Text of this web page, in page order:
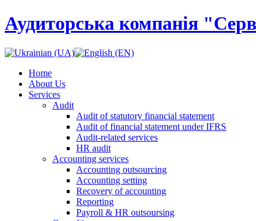
Аудиторська компанія
Home
About Us
Services
Audit
Audit of statutory financial statement
Audit of financial statement under IFRS
Audit-related services
HR audit
Accounting services
Accounting outsourcing
Accounting setting
Recovery of accounting
Reporting
Payroll & HR outsoursing